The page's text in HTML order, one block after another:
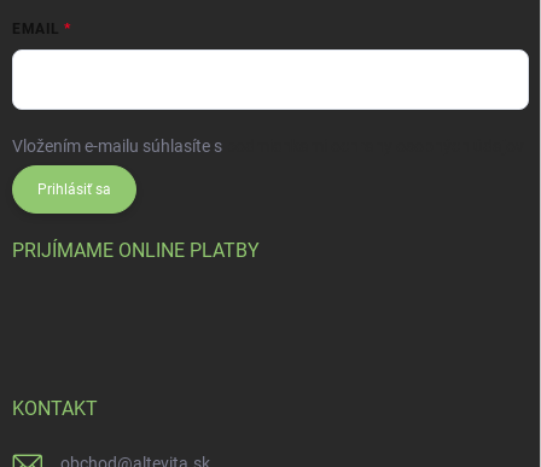
EMAIL
Vložením e-mailu súhlasíte s
Prihlásiť sa
PRIJÍMAME ONLINE PLATBY
KONTAKT